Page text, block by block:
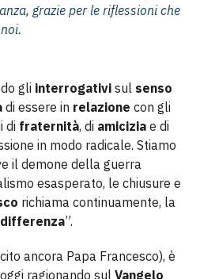
grazie per le riflessioni che
gli interrogativi sul senso
di essere in relazione con gli
di fraternità, di amicizia e di
in modo radicale. Stiamo
il demone della guerra
esasperato, le chiusure e
richiama continuamente, la
”.
ancora Papa Francesco), è
ragionando sul Vangelo